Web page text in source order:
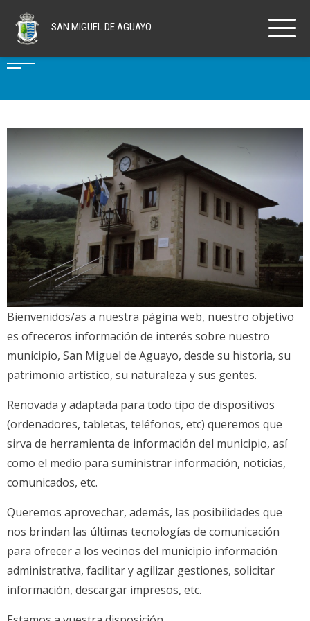
SAN MIGUELDE AGUAYO
CONÓCENOS
Bienvenidos/as a nuestra página web, nuestro objetivo
es ofreceros información de interés sobre nuestro
municipio, San Miguel de Aguayo, desde su historia, su
patrimonio artístico, su naturaleza y sus gentes.
Renovada y adaptada para todo tipo de dispositivos
(ordenadores, tabletas, teléfonos, etc) queremos que
sirva de herramienta de información del municipio, así
como el medio para suministrar información, noticias,
comunicados, etc.
Queremos aprovechar, además, las posibilidades que
nos brindan las últimas tecnologías de comunicación
para ofrecer a los vecinos del municipio información
administrativa, facilitar y agilizar gestiones, solicitar
información, descargar impresos, etc.